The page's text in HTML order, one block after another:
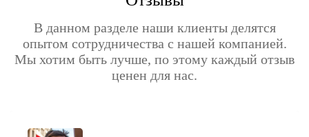
В данном разделе наши клиенты делятся
опытом сотрудничества с нашей компанией.
Мы хотим быть лучше, по этому каждый отзыв
ценен для нас.